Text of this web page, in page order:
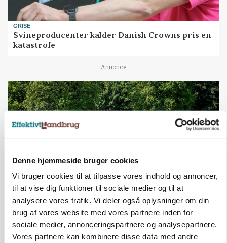
Denne hjemmeside bruger cookies
Vi bruger cookies til at tilpasse vores indhold og annoncer,
til at vise dig funktioner til sociale medier og til at
analysere vores trafik. Vi deler også oplysninger om din
brug af vores website med vores partnere inden for
sociale medier, annonceringspartnere og analysepartnere.
Vores partnere kan kombinere disse data med andre
GRISE
Svineproducenter kalder Danish Crowns pris en
katastrofe
Annonce
MASKINER
Forserie til selvkørende skårlægger afprøves i år
Annonce